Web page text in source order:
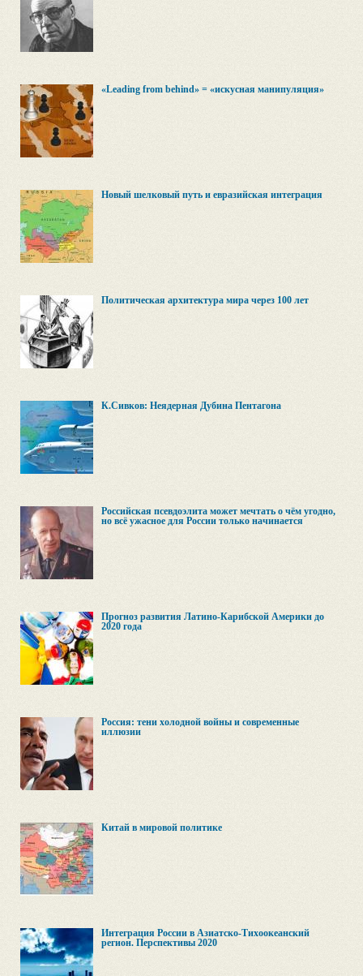
«Leading from behind» = «искусная манипуляция»
Новый шелковый путь и евразийская интеграция
Политическая архитектура мира через 100 лет
К.Сивков: Неядерная Дубина Пентагона
Российская псевдоэлита может мечтать о чём угодно,
но всё ужасное для России только начинается
Прогноз развития Латино-Карибской Америки до
2020 года
Россия: тени холодной войны и современные
иллюзии
Китай в мировой политике
Интеграция России в Азиатско-Тихоокеанский
регион. Перспективы 2020